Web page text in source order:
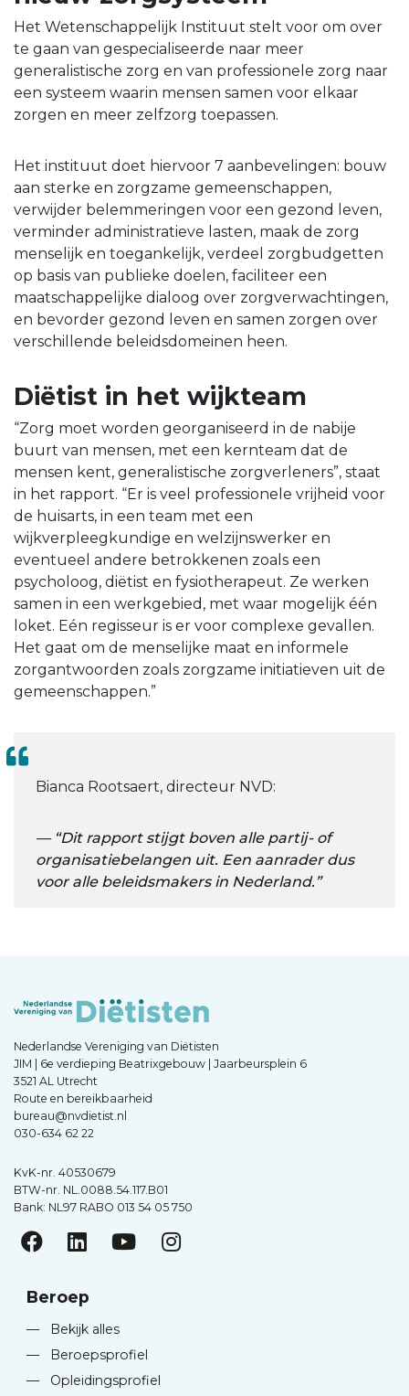
Het Wetenschappelijk Instituut stelt voor om over
te gaan van gespecialiseerde naar meer
generalistische zorg en van professionele zorg naar
een systeem waarin mensen samen voor elkaar
zorgen en meer zelfzorg toepassen.
Het instituut doet hiervoor 7 aanbevelingen: bouw
aan sterke en zorgzame gemeenschappen,
verwijder belemmeringen voor een gezond leven,
verminder administratieve lasten, maak de zorg
menselijk en toegankelijk, verdeel zorgbudgetten
op basis van publieke doelen, faciliteer een
maatschappelijke dialoog over zorgverwachtingen,
en bevorder gezond leven en samen zorgen over
verschillende beleidsdomeinen heen.
Diëtist in het wijkteam
“Zorg moet worden georganiseerd in de nabije
buurt van mensen, met een kernteam dat de
mensen kent, generalistische zorgverleners”, staat
in het rapport. “Er is veel professionele vrijheid voor
de huisarts, in een team met een
wijkverpleegkundige en welzijnswerker en
eventueel andere betrokkenen zoals een
psycholoog, diëtist en fysiotherapeut. Ze werken
samen in een werkgebied, met waar mogelijk één
loket. Eén regisseur is er voor complexe gevallen.
Het gaat om de menselijke maat en informele
zorgantwoorden zoals zorgzame initiatieven uit de
gemeenschappen.”
Bianca Rootsaert, directeur NVD:
“Dit rapport stijgt boven alle partij- of
organisatiebelangen uit. Een aanrader dus
voor alle beleidsmakers in Nederland.”
Nederlandse Vereniging van Diëtisten
JIM | 6e verdieping Beatrixgebouw | Jaarbeursplein 6
3521 AL Utrecht
Route en bereikbaarheid
bureau@nvdietist.nl
030-634 62 22
KvK-nr. 40530679
BTW-nr. NL.0088.54.117.B01
Bank: NL97 RABO 013 54 05 750
Beroep
—
Bekijk alles
—
Beroepsprofiel
—
Opleidingsprofiel